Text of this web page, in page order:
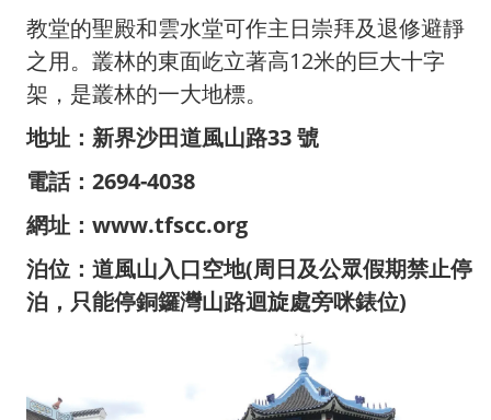
教堂的聖殿和雲水堂可作主日崇拜及退修避靜
之用。叢林的東面屹立著高12米的巨大十字
架，是叢林的一大地標。
地址： 新界沙田道風山路33 號
電話：2694-4038
網址： www.tfscc.org
泊位：道風山入口空地(周日及公眾假期禁止停
泊，只能停銅鑼灣山路迴旋處旁咪錶位)